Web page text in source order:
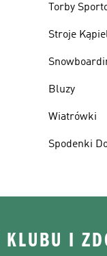
Torby
Stroje
Bluzy
Wiatrówki
Spodenki
KLUBU I